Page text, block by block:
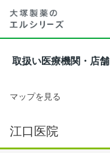
取扱い医療機関・店舗
マップを見る
江口医院